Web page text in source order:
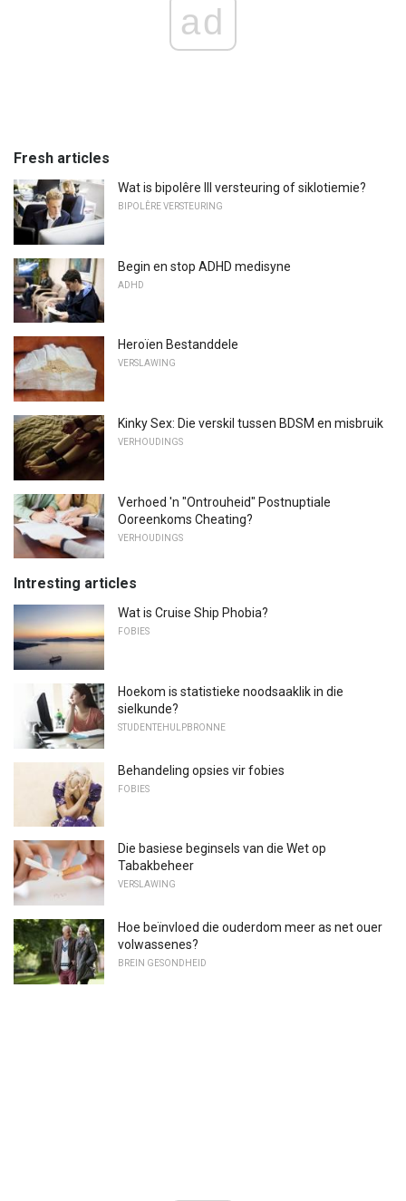
ad
Fresh articles
Wat is bipolêre III versteuring of siklotiemie?
BIPOLÊRE VERSTEURING
Begin en stop ADHD medisyne
ADHD
Heroïen Bestanddele
VERSLAWING
Kinky Sex: Die verskil tussen BDSM en misbruik
VERHOUDINGS
Verhoed 'n "Ontrouheid" Postnuptiale
Ooreenkoms Cheating?
VERHOUDINGS
Intresting articles
Wat is Cruise Ship Phobia?
FOBIES
Hoekom is statistieke noodsaaklik in die
sielkunde?
STUDENTEHULPBRONNE
Behandeling opsies vir fobies
FOBIES
Die basiese beginsels van die Wet op
Tabakbeheer
VERSLAWING
Hoe beïnvloed die ouderdom meer as net ouer
volwassenes?
BREIN GESONDHEID